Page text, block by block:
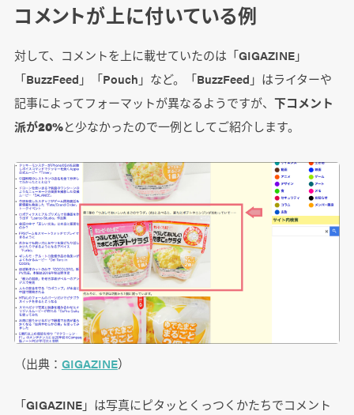
コメントが上に付いている例
対して、コメントを上に載せていたのは「GIGAZINE」
「BuzzFeed」「Pouch」など。「BuzzFeed」はライターや
記事によってフォーマットが異なるようですが、 下コメント
派が20%と少なかったので一例としてご紹介します。
（出典： GIGAZINE）
「GIGAZINE」は写真にピタッとくっつくかたちでコメント